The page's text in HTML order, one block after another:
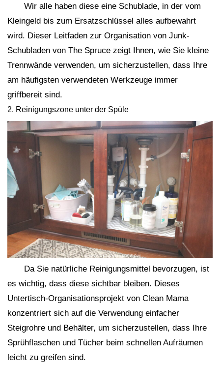
Wir alle haben diese eine Schublade, in der vom
Kleingeld bis zum Ersatzschlüssel alles aufbewahrt
wird. Dieser Leitfaden zur Organisation von Junk-
Schubladen von The Spruce zeigt Ihnen, wie Sie kleine
Trennwände verwenden, um sicherzustellen, dass Ihre
am häufigsten verwendeten Werkzeuge immer
griffbereit sind.
2. Reinigungszone unter der Spüle
Da Sie natürliche Reinigungsmittel bevorzugen, ist
es wichtig, dass diese sichtbar bleiben. Dieses
Untertisch-Organisationsprojekt von Clean Mama
konzentriert sich auf die Verwendung einfacher
Steigrohre und Behälter, um sicherzustellen, dass Ihre
Sprühflaschen und Tücher beim schnellen Aufräumen
leicht zu greifen sind.